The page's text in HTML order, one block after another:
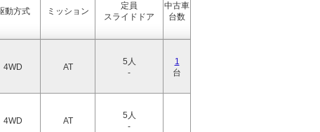
動方式 ミッション
定員
スライドドア
中古車
台数
4WD AT
5人
-
1
台
4WD AT
5人
-